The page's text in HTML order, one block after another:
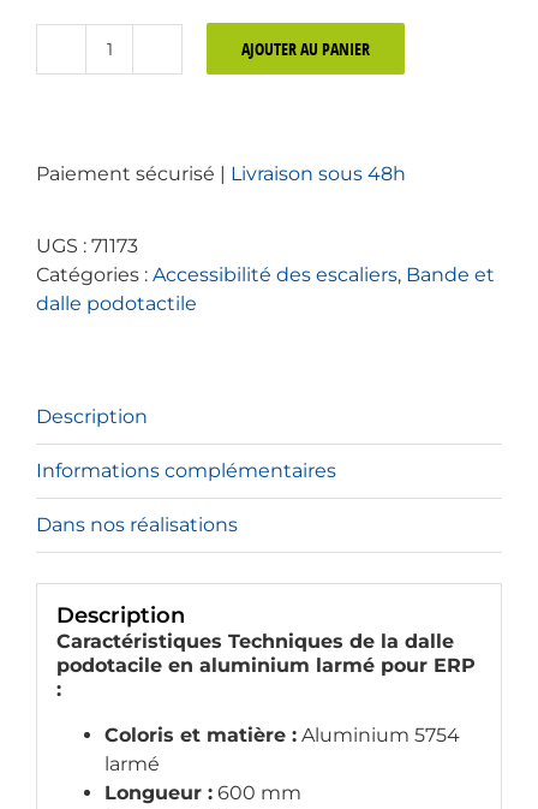
quantité
handicap
Alu
larmé
AJOUTER AU PANIER
Paiement sécurisé | Livraison sous 48h
UGS : 71173
Catégories : Accessibilité des escaliers, Bande et
dalle podotactile
Description
Informations complémentaires
Dans nos réalisations
Description
Caractéristiques Techniques de la dalle
podotacile en aluminium larmé pour ERP
:
Coloris et matière :Aluminium 5754
larmé
Longueur :600 mm